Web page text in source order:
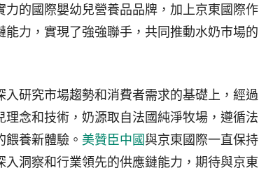
力的國際嬰幼兒營養品品牌，加上京東國際作
力，實現了強強聯手，共同推動水奶巿場的
研究市場趨勢和消費者需求的基礎上，經過
念和技術，奶源取自法國純淨牧場，遵循法
養新體驗。 美贊臣中國與京東國際一直保持
洞察和行業領先的供應鏈能力，期待與京東